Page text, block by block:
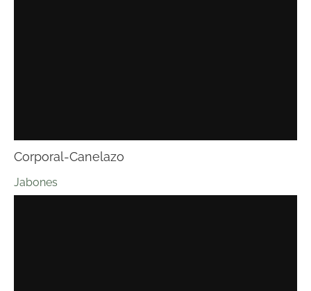
Corporal-Canelazo
Jabones